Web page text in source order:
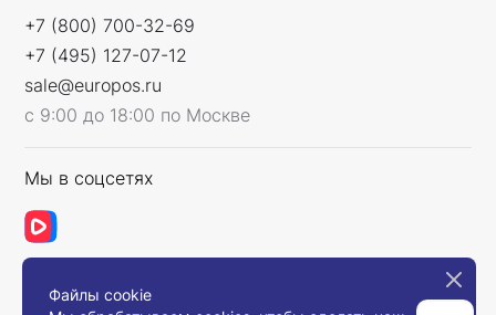
+7 (800) 700-32-69
+7 (495) 127-07-12
sale@europos.ru
с 9:00 до 18:00 по Москве
Мы в соцсетях
Связаться с нами
Файлы cookie